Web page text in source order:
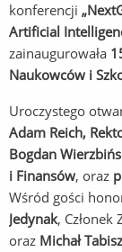
konferencji „
Artificial
zainaugurowała
Naukowców i
Uroczystego
Adam Reich,
Bogdan
i Finansów, oraz
Wśród gości
Jedynak,
oraz MichałTabisz